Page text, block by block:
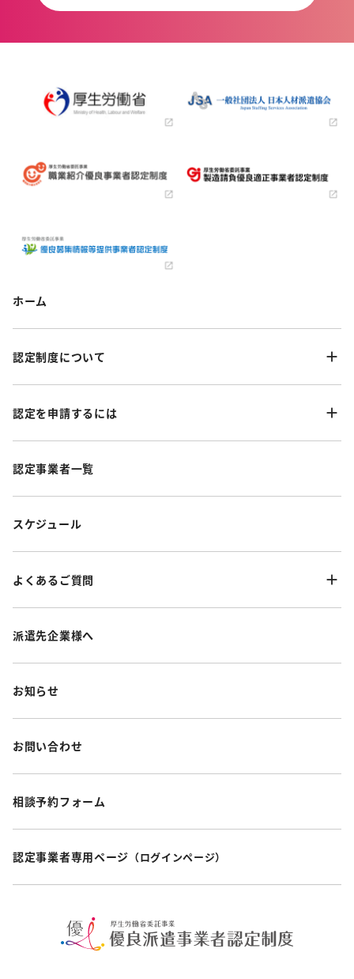
ホーム
認定制度について
認定を申請するには
認定事業者一覧
スケジュール
よくあるご質問
派遣先企業様へ
お知らせ
お問い合わせ
相談予約フォーム
認定事業者専用ページ （ログインページ）